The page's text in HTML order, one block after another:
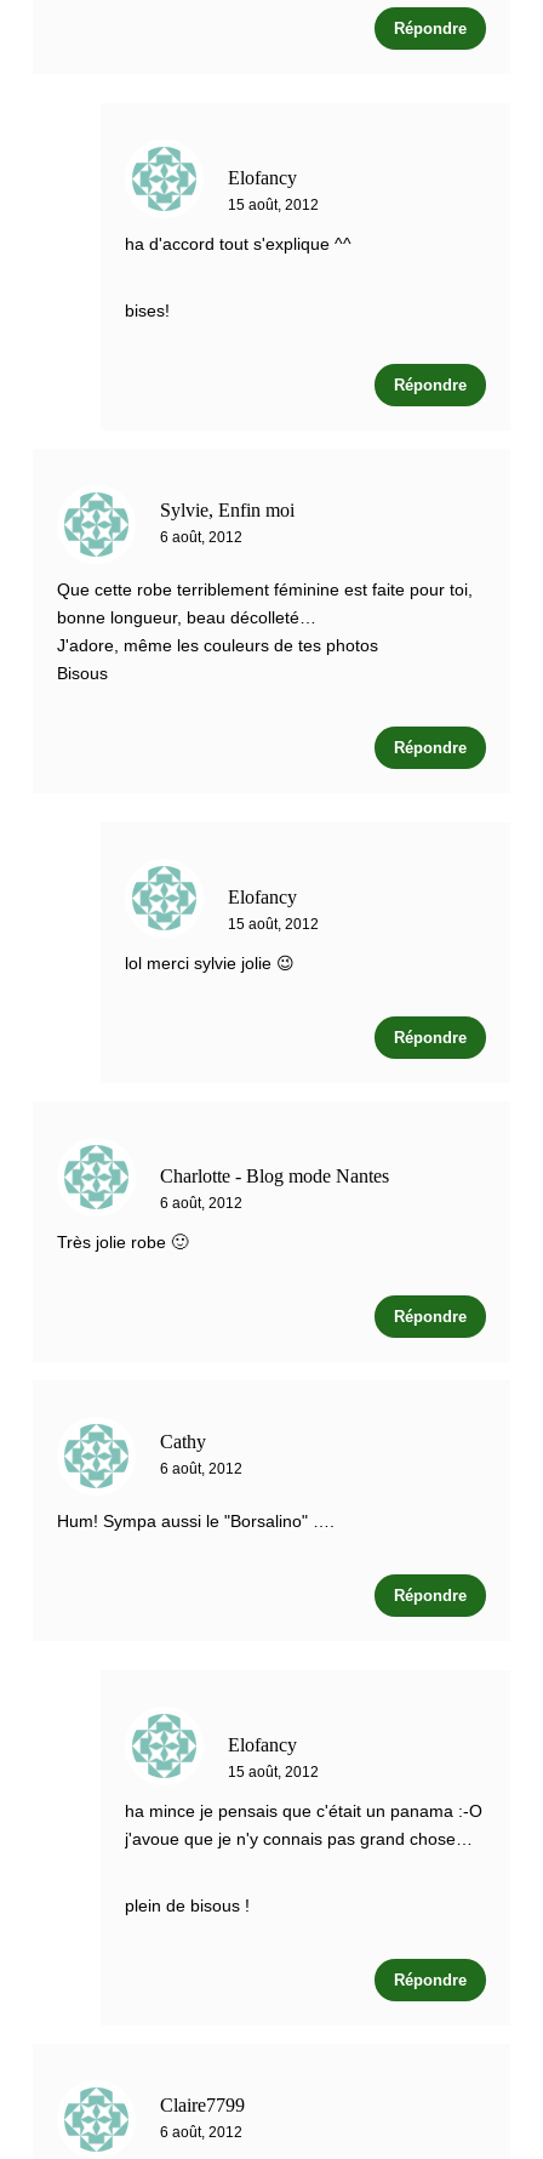
Répondre
Elofancy
15 août, 2012
ha d'accord tout s'explique ^^
bises!
Répondre
Sylvie, Enfin moi
6 août, 2012
Que cette robe terriblement féminine est faite pour toi,
bonne longueur, beau décolleté…
J'adore, même les couleurs de tes photos
Bisous
Répondre
Elofancy
15 août, 2012
lol merci sylvie jolie 😉
Répondre
Charlotte - Blog mode Nantes
6 août, 2012
Très jolie robe 🙂
Répondre
Cathy
6 août, 2012
Hum! Sympa aussi le "Borsalino" ….
Répondre
Elofancy
15 août, 2012
ha mince je pensais que c'était un panama :-O
j'avoue que je n'y connais pas grand chose…
plein de bisous !
Répondre
Claire7799
6 août, 2012